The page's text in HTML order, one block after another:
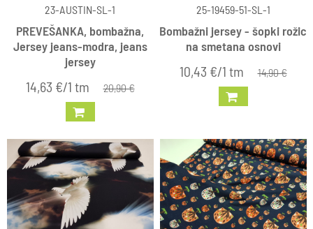
23-AUSTIN-SL-1
PREVEŠANKA, bombažna,
Jersey jeans-modra, jeans
jersey
14,63 €/1 tm 20,90 €
25-19459-51-SL-1
Bombažni jersey - šopki rožic
na smetana osnovi
10,43 €/1 tm 14,90 €